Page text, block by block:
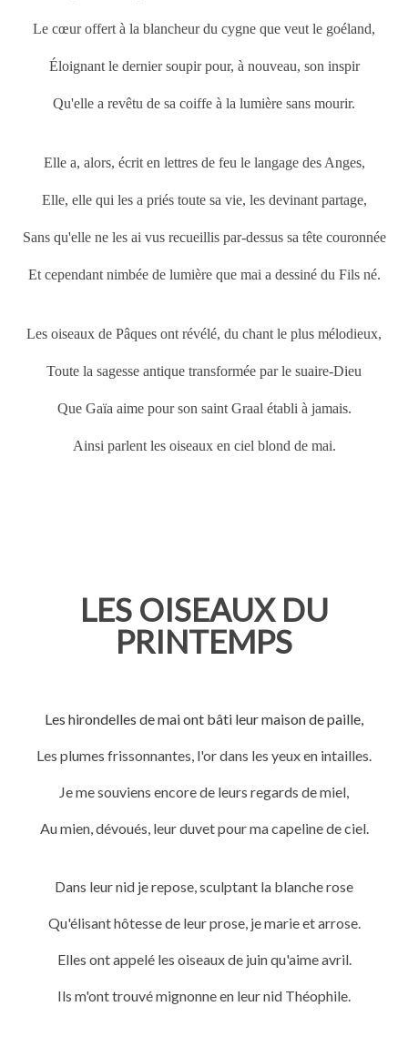
Le cœur offert à la blancheur du cygne que veut le goéland,
Éloignant le dernier soupir pour, à nouveau, son inspir
Qu'elle a revêtu de sa coiffe à la lumière sans mourir.
Elle a, alors, écrit en lettres de feu le langage des Anges,
Elle, elle qui les a priés toute sa vie, les devinant partage,
Sans qu'elle ne les ai vus recueillis par-dessus sa tête couronnée
Et cependant nimbée de lumière que mai a dessiné du Fils né.
Les oiseaux de Pâques ont révélé, du chant le plus mélodieux,
Toute la sagesse antique transformée par le suaire-Dieu
Que Gaïa aime pour son saint Graal établi à jamais.
Ainsi parlent les oiseaux en ciel blond de mai.
LES OISEAUX DU
PRINTEMPS
Les hirondelles de mai ont bâti leur maison de paille,
Les plumes frissonnantes, l'or dans les yeux en intailles.
Je me souviens encore de leurs regards de miel,
Au mien, dévoués, leur duvet pour ma capeline de ciel.
Dans leur nid je repose, sculptant la blanche rose
Qu'élisant hôtesse de leur prose, je marie et arrose.
Elles ont appelé les oiseaux de juin qu'aime avril.
Ils m'ont trouvé mignonne en leur nid Théophile.